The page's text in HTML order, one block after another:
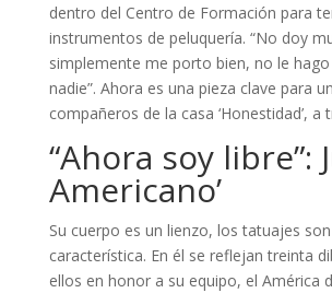
dentro del Centro de Formación para
instrumentos de peluquería. “No doy
simplemente me porto bien, no le
nadie”. Ahora es una pieza clave para
compañeros de la casa ‘Honestidad’, a
“Ahora soy libre”:
Americano’
Su cuerpo es un lienzo, los tatuajes
característica. En él se reflejan treinta
ellos en honor a su equipo, el América